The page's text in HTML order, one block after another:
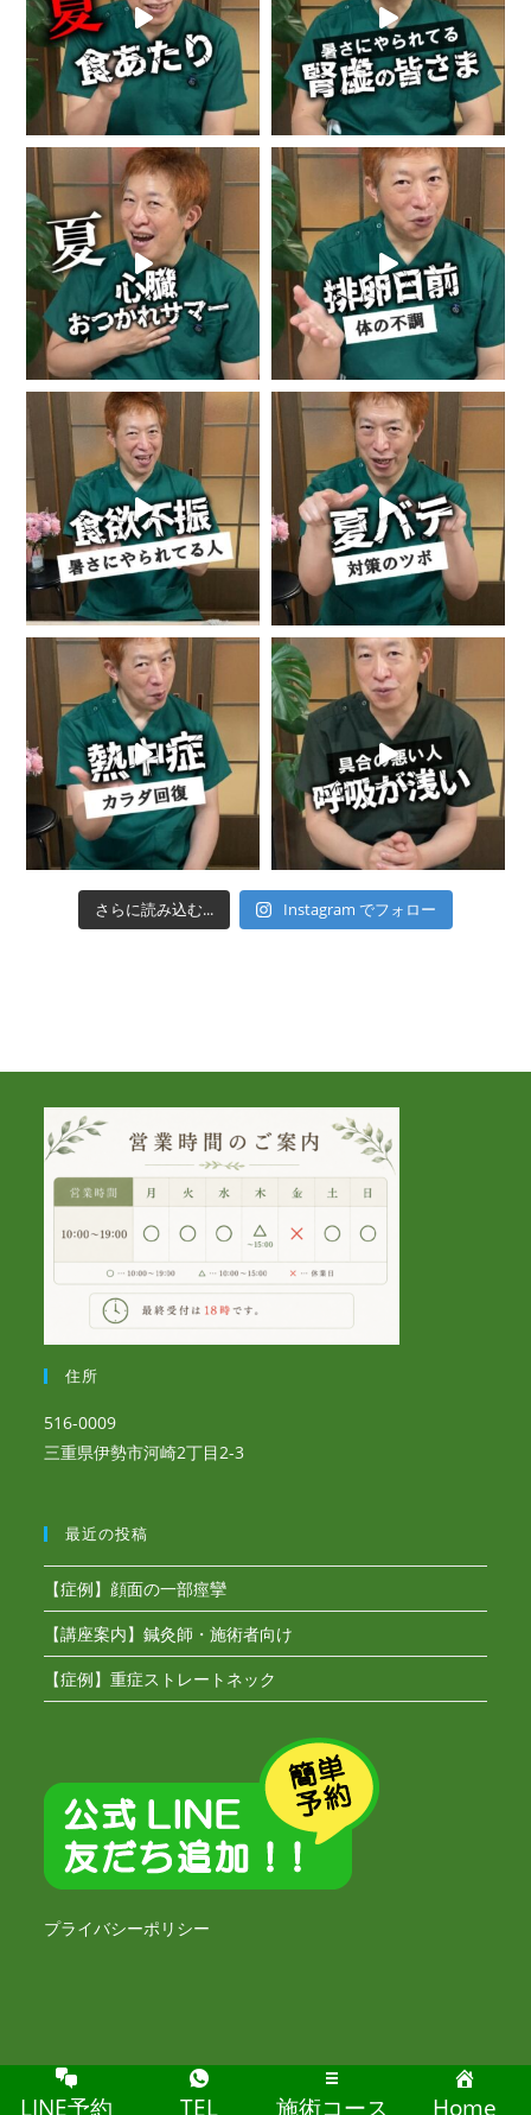
さらに読み込む... Instagram でフォロー
住所
516-0009
三重県伊勢市河崎2丁目2-3
最近の投稿
【症例】顔面の一部痙攣
【講座案内】鍼灸師・施術者向け
【症例】重症ストレートネック
プライバシーポリシー
Copyright [もも鍼灸院] -2020
LINE予約 TEL 施術コース Home